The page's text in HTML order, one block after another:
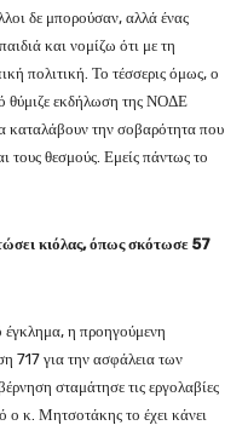
δε μπορούσαν, αλλά ένας
και νομίζω ότι με τη
πολιτική. Το τέσσερις όμως, ο
θύμιζε εκδήλωση της ΝΟΔΕ
καταλάβουν την σοβαρότητα που
τους θεσμούς. Εμείς πάντως το
κιόλας, όπως σκότωσε 57
η προηγούμενη
717 για την ασφάλεια των
σταμάτησε τις εργολαβίες
ο κ. Μητσοτάκης το έχει κάνει